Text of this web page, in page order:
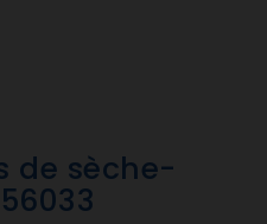
de sèche-